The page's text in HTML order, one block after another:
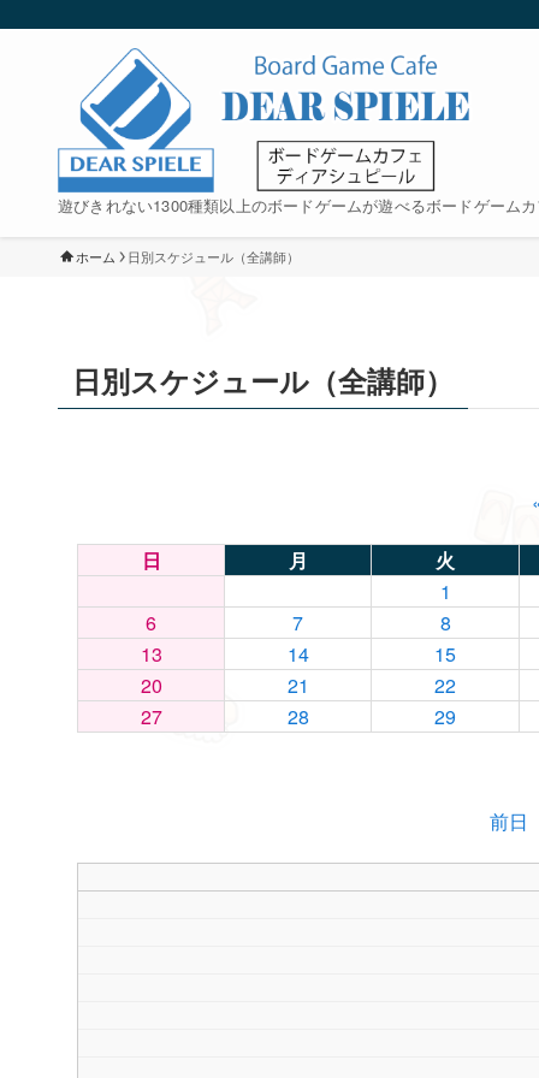
遊びきれない1300種類以上のボードゲームが遊べるボードゲーム
ホーム 日別スケジュール（全講師）
日別スケジュール（全講師）
日 月
火
1
6
7
8
13
14
15
20
21
22
27
28 29
前日